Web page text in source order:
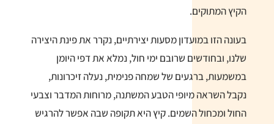
הקיץ המתוקים.
בעונה הזו במועדון מסעות יצירתיים, נקרר את פינת היצירה
שלנו, ובחודשים שרובם ימי חול, נמלא את דפי היומן
במשמעות, ברגעים של שמחה פנימית, נעלה זיכרונות,
נקבל השראה מיופי הטבע המשתנה, מרוחות המדבר וצבעי
החול ומכחול השמים. קיץ היא תקופה שבה אפשר להרגיש